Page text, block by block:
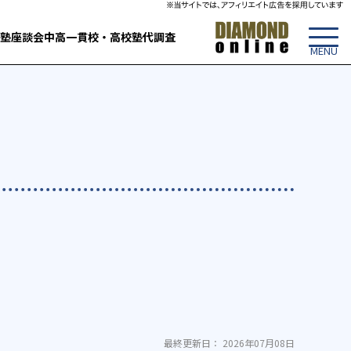
座談会中高一貫校・高校塾代調査
最終更新日： 2026年07月08日